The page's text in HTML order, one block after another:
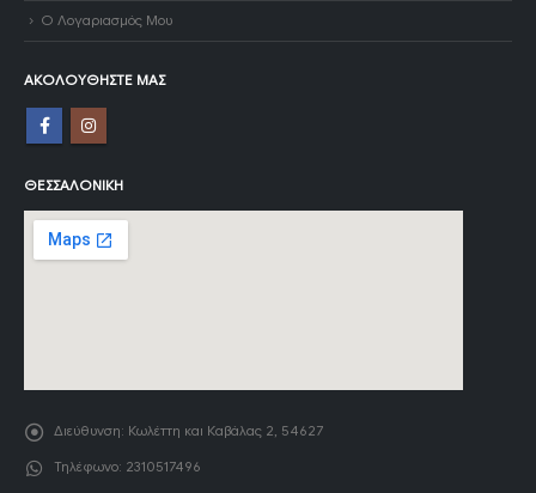
Ο Λογαριασμός Μου
ΑΚΟΛΟΥΘΉΣΤΕ ΜΑΣ
ΘΕΣΣΑΛΟΝΊΚΗ
Διεύθυνση: Κωλέττη και Καβάλας 2, 54627
Τηλέφωνο: 2310517496